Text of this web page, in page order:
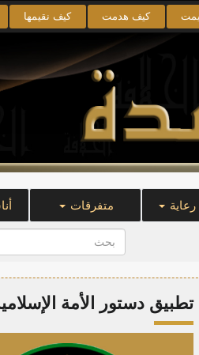
كيف هدمت كيف نقيمها
متفرقات
تطبيق دستور الأمة